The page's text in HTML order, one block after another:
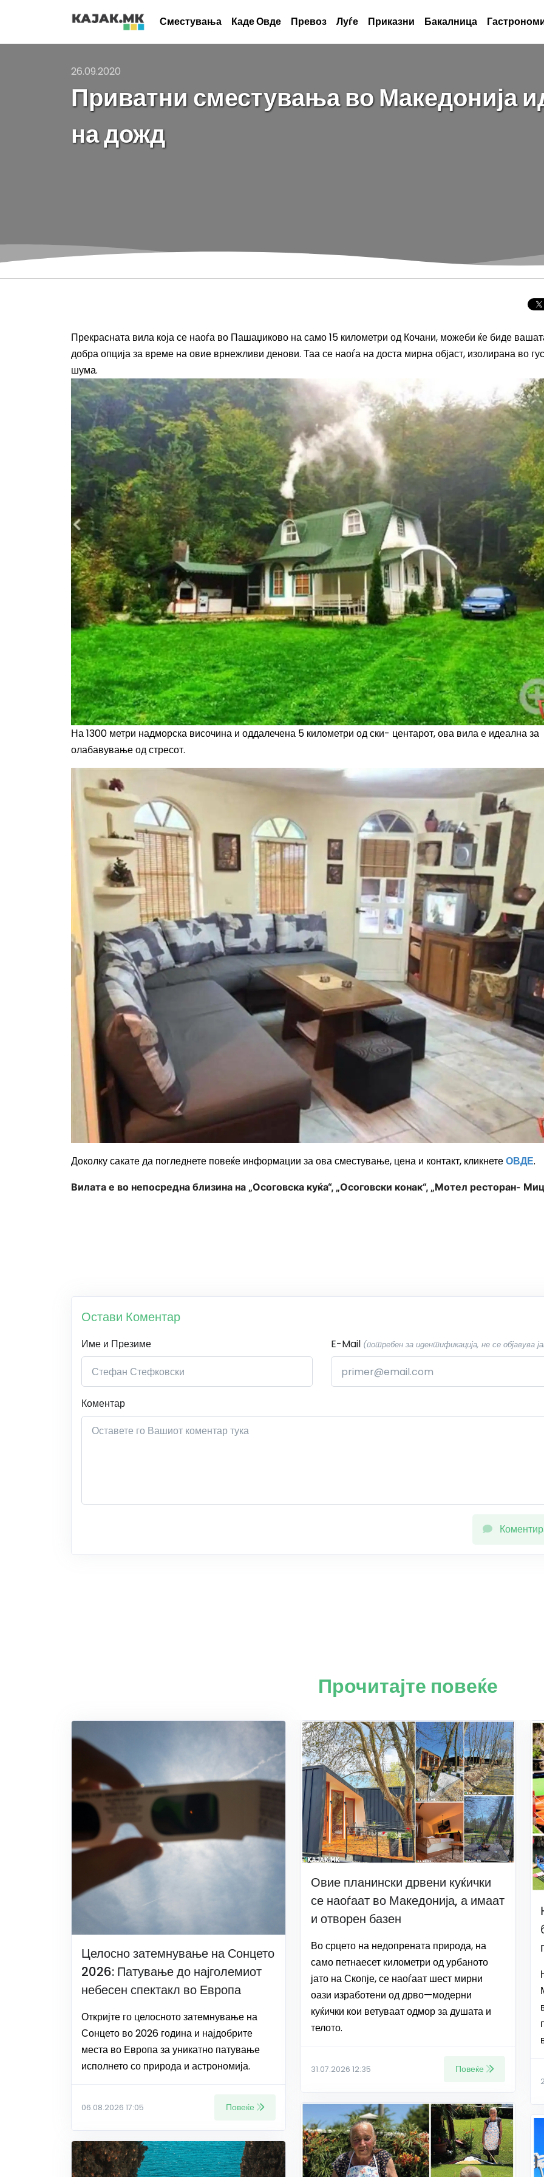
Сместувања Каде Овде Превоз Луѓе Приказни Бакалница
26.09.2020
Приватни сместувања во Македонија
на дожд
Прекрасната вила која се наоѓа во Пашаџиково на само 15 километри од Кочани, можеби ќе биде
добра опција за време на овие врнежливи денови. Таа се наоѓа на доста мирна објаст, изолирана во
шума.
На 1300 метри надморска височина и оддалечена 5 километри од ски- центарот, ова вила е идеална за
олабавување од стресот.
Доколку сакате да погледнете повеќе информации за ова сместување, цена и контакт, кликнетеОВДЕ.
Вилата е во непосредна близина на „Осоговска куќа“, „Осоговски конак“, „Мотел ресторан-
Остави Коментар
Име и Презиме E-Mail (потребен за идентификација, не се објавува
Коментар
Целосно
Сонцето 2026:
најголемиот
во Европа
Прочитајте повеќе
Целосно затемнување на Сонцето
2026: Патување до најголемиот
небесен спектакл во Европа
Откријте го целосното затемнување на
Сонцето во 2026 година и најдобрите
места во Европа за уникатно патување
исполнето со природа и астрономија.
06.08.2026 17:05 Повеќе
Овие планински дрвени куќички
се наоѓаат во Македонија, а имаат
и отворен базен
Во срцето на недопрената природа, на
само петнаесет километри од урбаното
јато на Скопје, се наоѓаат шест мирни
оази изработени од дрво—модерни
куќички кои ветуваат одмор за душата и
телото.
31.07.2026 12:35 Повеќе